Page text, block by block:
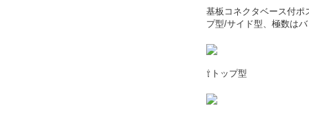
基板コネクタベース付ポ
プ型/サイド型、極数は
⇧トップ型